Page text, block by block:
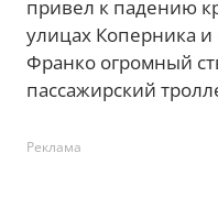
привел к падению
улицах Коперника и
Франко огромный
пассажирский
Реклама